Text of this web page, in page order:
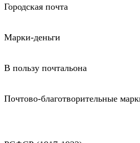
Городская почта
Марки-деньги
В пользу почтальона
Почтово-благотворительные